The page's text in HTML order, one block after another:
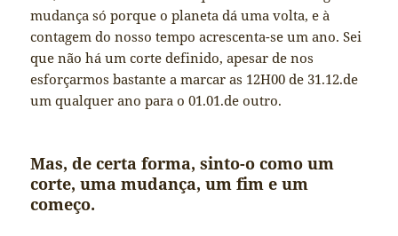
mudança só porque o planeta dá uma volta, e à
contagem do nosso tempo acrescenta-se um ano. Sei
que não há um corte definido, apesar de nos
esforçarmos bastante a marcar as 12H00 de 31.12.de
um qualquer ano para o 01.01.de outro.
Mas, de certa forma, sinto-o como um
corte, uma mudança, um fim e um
começo.